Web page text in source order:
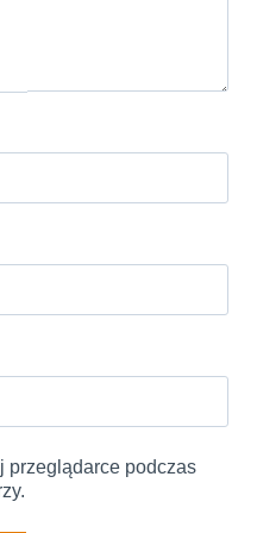
przeglądarce podczas